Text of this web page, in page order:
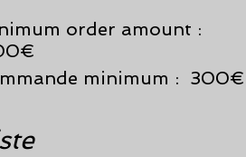
order amount :
minimum : 300€